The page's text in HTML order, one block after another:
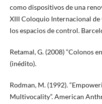
como dispositivos de una
XIII Coloquio Internacional
los espacios de control.
Retamal, G. (2008) “Colonos
(inédito).
Rodman, M. (1992).
Multivocality”. American